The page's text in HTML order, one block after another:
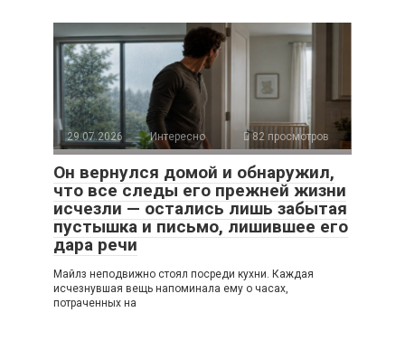
29.07.2026 Интересно 82 просмотров
Он вернулся домой и обнаружил,
что все следы его прежней жизни
исчезли — остались лишь забытая
пустышка и письмо, лишившее его
дара речи
Майлз неподвижно стоял посреди кухни. Каждая
исчезнувшая вещь напоминала ему о часах,
потраченных на